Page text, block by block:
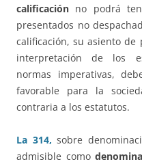
calificación no podrá
presentados no
calificación, su asiento de
interpretación de los
normas imperativas,
favorable para la
contraria a los estatutos.
La 314, sobre
admisible como